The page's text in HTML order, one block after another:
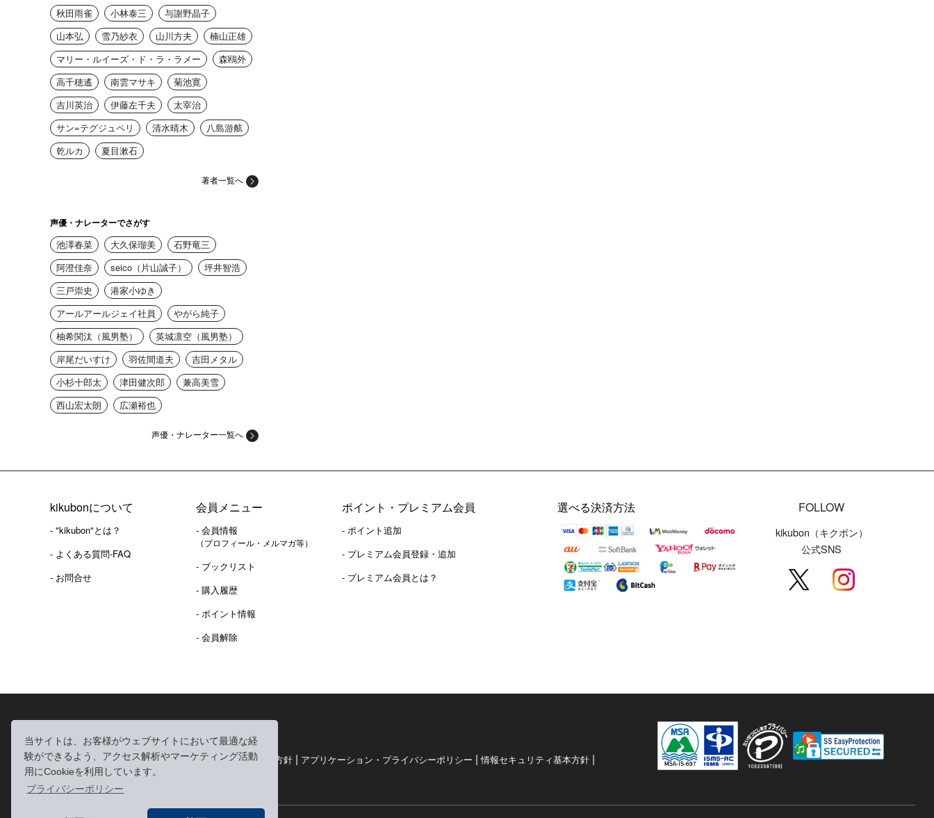
当サイトは、お客様がウェブサイトにおいて最適な経
験ができるよう、アクセス解析やマーケティング活動
用にCookieを利用しています。
プライバシーポリシー
秋田雨雀 小林泰三
与謝野晶子
山本弘
雪乃紗衣 山川方夫
楠山正雄
マリー・ルイーズ・ド・ラ・ラメー
森鴎外
高千穂遙
南雲マサキ
菊池寛
吉川英治
伊藤左千夫
太宰治
サン=テグジュペリ
清水晴木
八島游舷
乾ルカ
夏目漱石
著者一覧へ
声優・ナレーターでさがす
池澤春菜 大久保瑠美
石野竜三
阿澄佳奈
seico（片山誠子）
坪井智浩
三戸崇史
港家小ゆき
アールアールジェイ社員
やがら純子
柚希関汰（風男塾）
英城凛空（風男塾）
岸尾だいすけ
羽佐間道夫
吉田メタル
小杉十郎太
津田健次郎
兼高美雪
西山宏太朗
広瀬裕也
声優・ナレーター一覧へ
kikubonについて
- "kikubon"とは？
- よくある質問-FAQ
- お問合せ
会員メニュー
- 会員情報
（プロフィール・メルマガ等）
- ブックリスト
- 購入履歴
- ポイント情報
- 会員解除
ポイント・プレミアム会員
- ポイント追加
- プレミアム会員登録・追加
- プレミアム会員とは？
FOLLOW
kikubon（キクボン）
公式SNS
選べる決済方法
利用規約|個人情報の取り扱いについて| 個人情報保護方針 | アプリケーション・プライバシーポリシー |情報セキュリティ基本方針 |
特定商取引法に基づく表記